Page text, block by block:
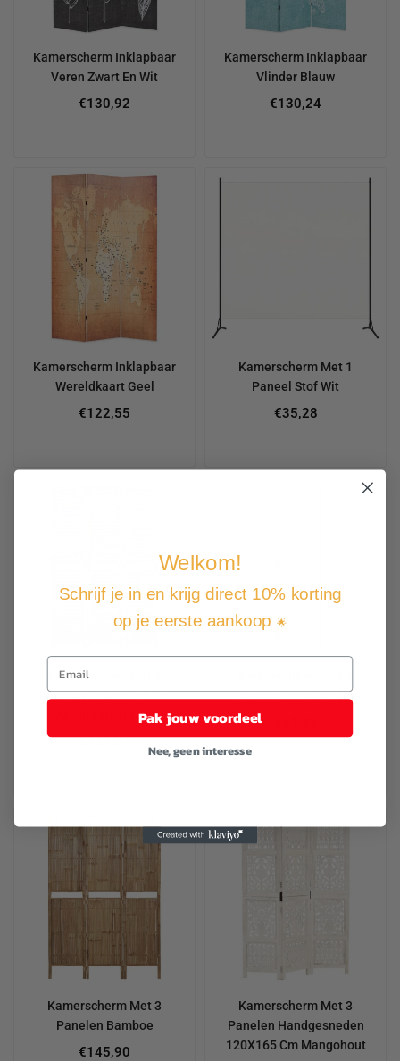
Kamerscherm Inklapbaar
Veren Zwart En Wit
€130,92
Kamerscherm Inklapbaar
Vlinder Blauw
€130,24
Kamerscherm Inklapbaar
Wereldkaart Geel
€122,55
Kamerscherm Met 1
Paneel Stof Wit
€35,28
Kamerscherm Met 3
Panelen 106,5X166 Cm
Massief Hout Grijs
€131,07
Panelen 150X180 Cm
Kamerscherm Met 3
Panelen Bamboe
€145,90
Kamerscherm Met 3
Panelen Handgesneden
120X165 Cm Mangohout
Welkom!
Schrijf je in en krijg direct 10% korting
op je eerste aankoop . 🌟
Pak jouw voordeel
Nee, geen interesse